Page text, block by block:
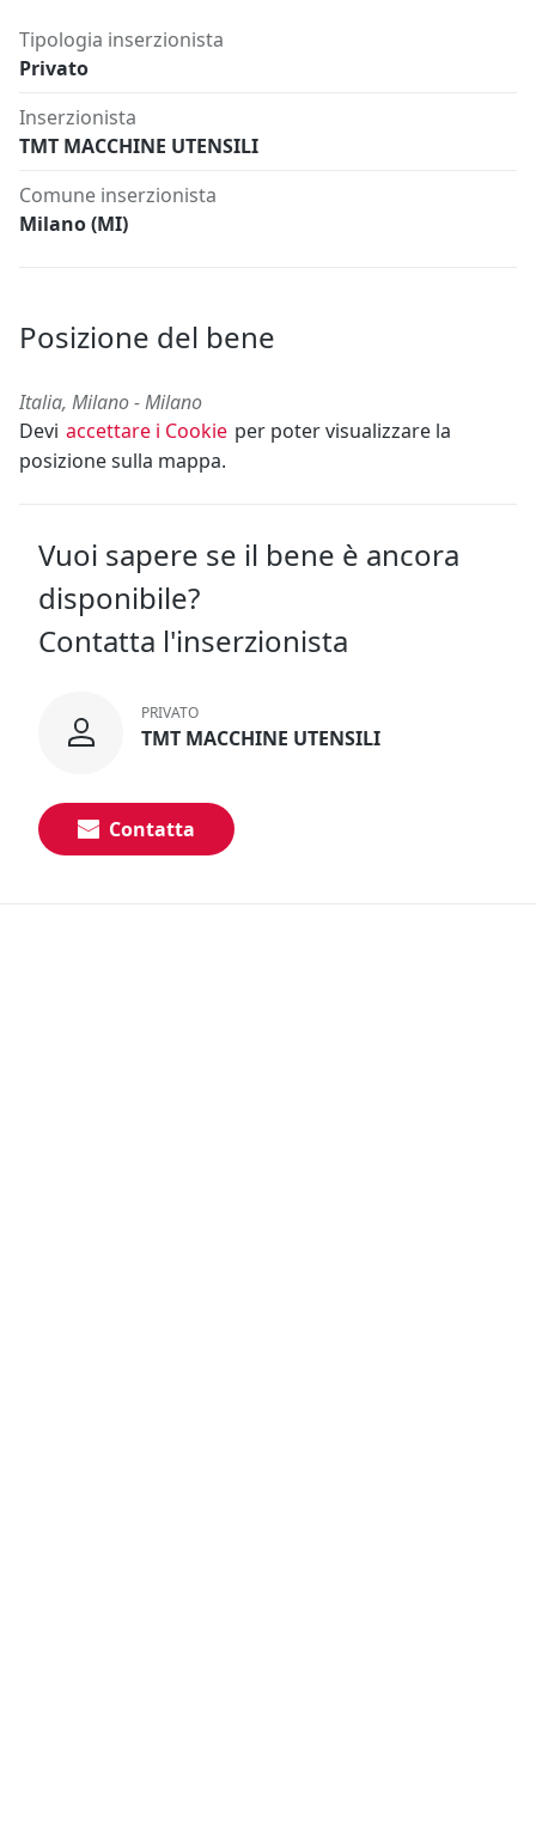
Tipologia inserzionista
Privato
Inserzionista
TMT MACCHINE UTENSILI
Comune inserzionista
Milano (MI)
Posizione del bene
Italia, Milano - Milano
Devi accettare i Cookie per poter visualizzare la
posizione sulla mappa.
Vuoi sapere se il bene è ancora
disponibile?
Contatta l'inserzionista
PRIVATO
TMT MACCHINE UTENSILI
Contatta